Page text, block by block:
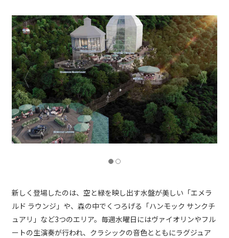
新しく登場したのは、空と緑を映し出す水盤が美しい「エメラ
ルド ラウンジ」や、森の中でくつろげる「ハンモック サンクチ
ュアリ」など3つのエリア。毎週水曜日にはヴァイオリンやフル
ートの生演奏が行われ、クラシックの音色とともにラグジュア